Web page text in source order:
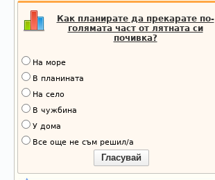
Как планирате да прекарате по-
голямата част от лятната си
почивка?
На море
В планината
На село
В чужбина
У дома
Все още не съм решил/а
Гласувай